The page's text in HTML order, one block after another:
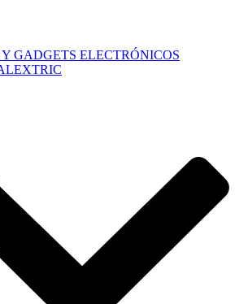
GADGETS ELECTRÓNICOS